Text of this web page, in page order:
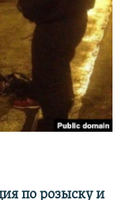
по розыску и